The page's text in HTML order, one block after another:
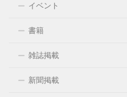
イベント
書籍
雑誌掲載
新聞掲載